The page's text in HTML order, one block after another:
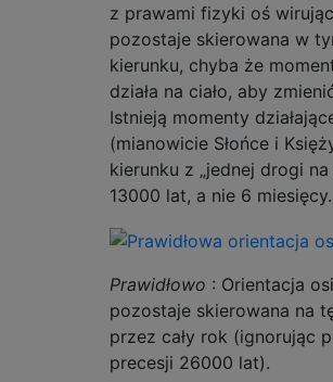
z prawami fizyki oś
pozostaje skierowana w
kierunku, chyba że
działa na ciało, aby
Istnieją momenty
(mianowicie Słońce i
kierunku z „jednej drogi
13000 lat, a nie 6 miesięcy.
Prawidłowo : Orientacja
pozostaje skierowana na
przez cały rok (ignorując
precesji 26000 lat).